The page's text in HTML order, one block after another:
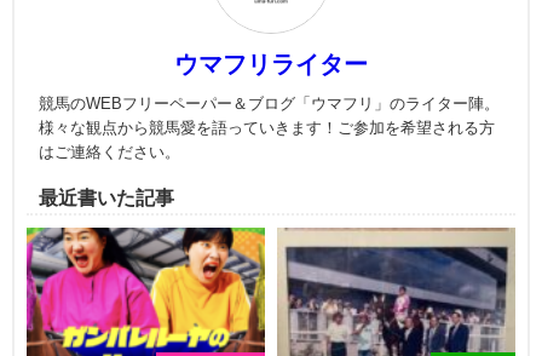
ウマフリライター
競馬のWEBフリーペーパー＆ブログ「ウマフリ」のライター陣。
様々な観点から競馬愛を語っていきます！ご参加を希望される方
はご連絡ください。
最近書いた記事